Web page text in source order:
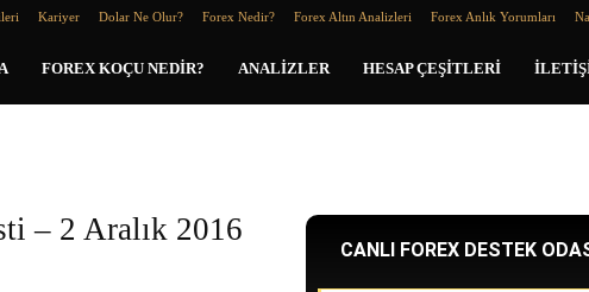
Kariyer Dolar Ne Olur? Forex Nedir? Forex Altın Analizleri Forex Anlık Yorumları
FOREX KOÇU NEDIR? ANALIZLER HESAP ÇEŞITLERI
– 2 Aralık 2016
CANLI FOREX DESTEK